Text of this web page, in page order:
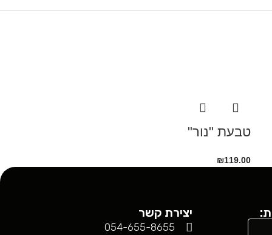
טבעת "נור"
₪119.00
יצירת קשר
054-655-8655